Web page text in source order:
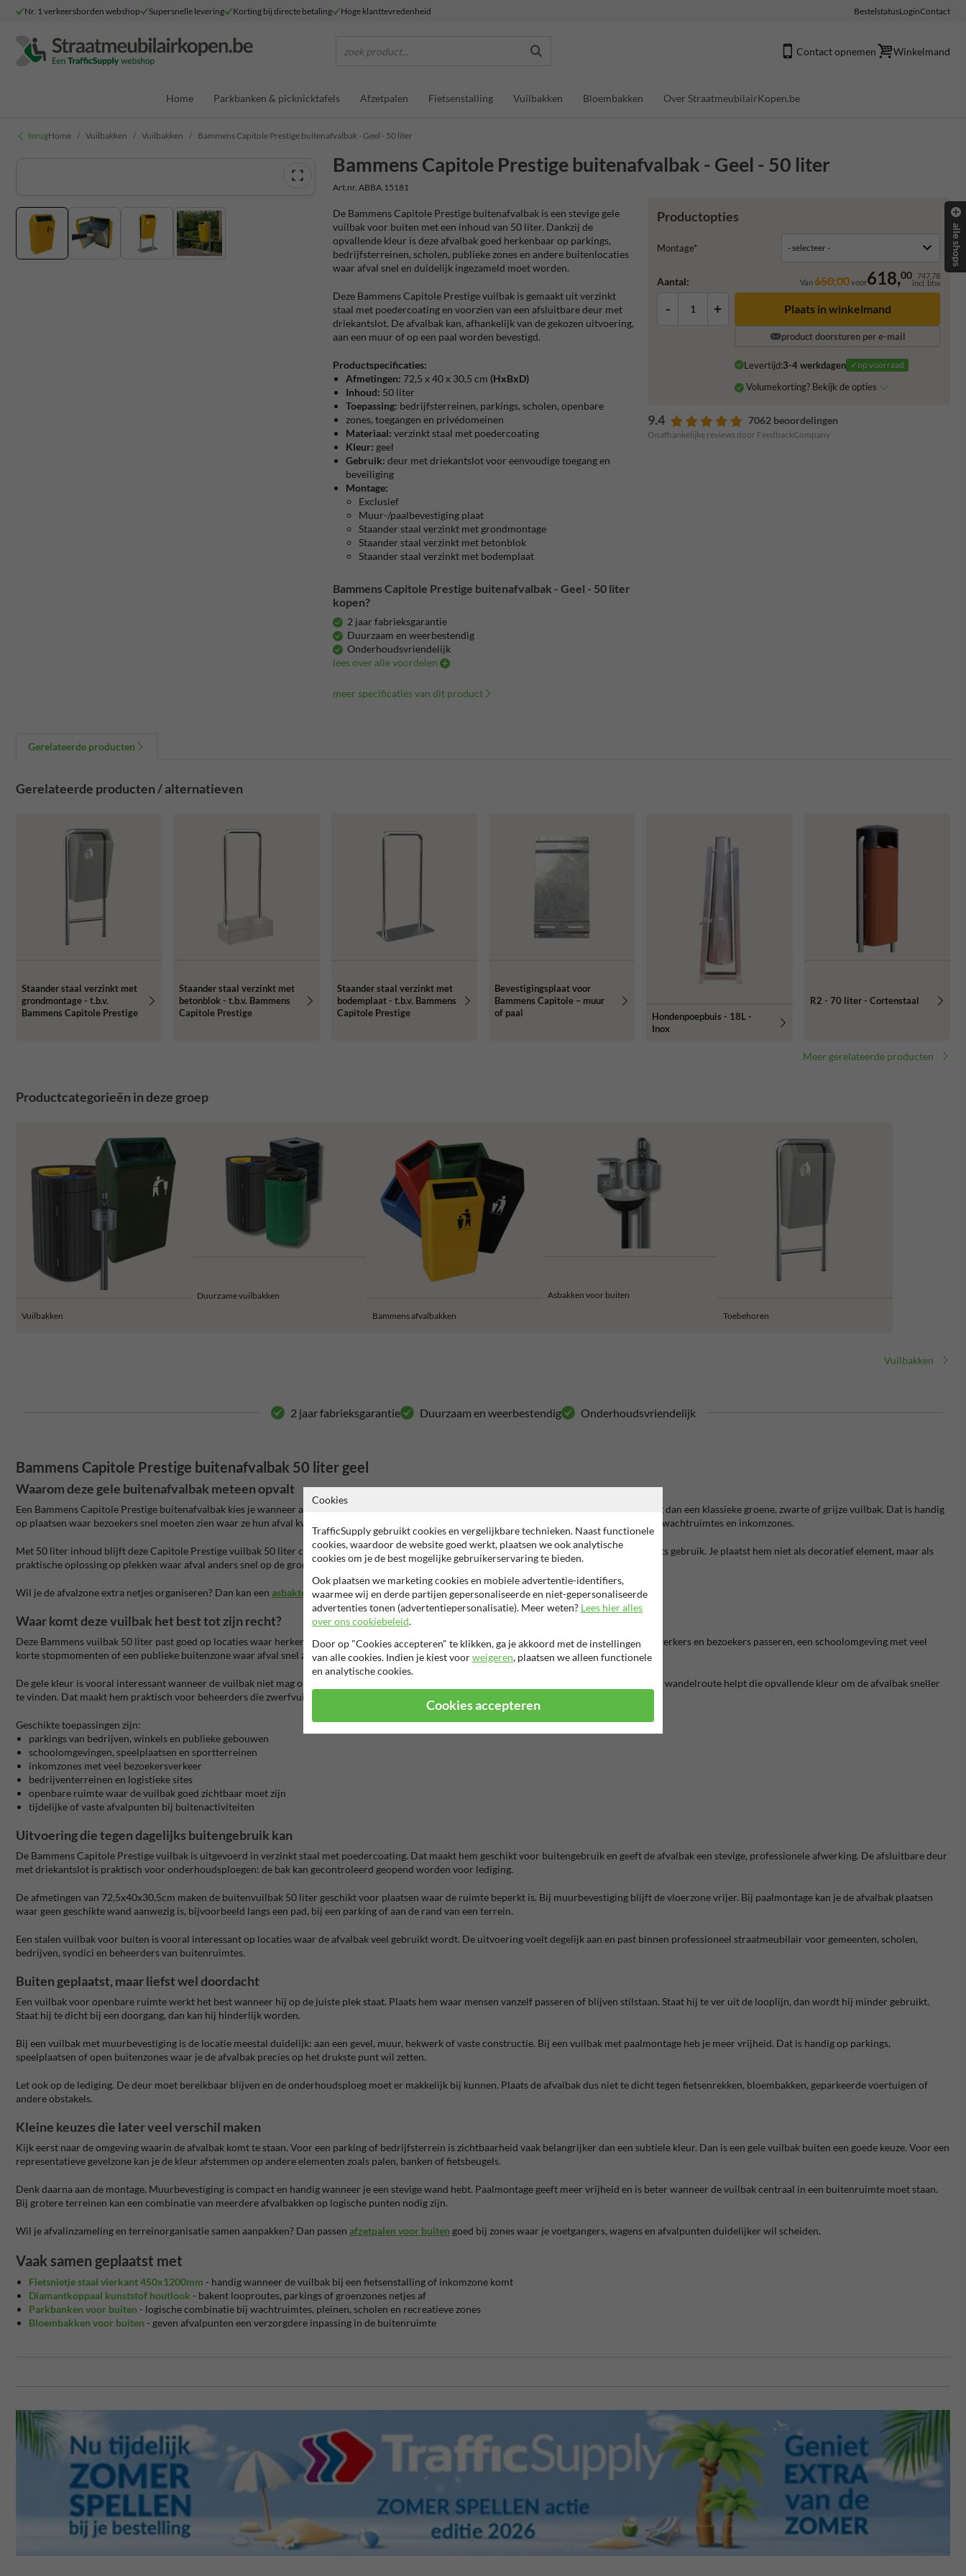
Nr. 1 verkeersborden webshop Supersnelle levering Korting bij directe betaling Hoge klanttevredenheid BestelstatusLoginContact
zoek product... Contact opnemen Winkelmand
Home Parkbanken & picknicktafels Afzetpalen Fietsenstalling Vuilbakken Bloembakken Over StraatmeubilairKopen.be
terugHome Vuilbakken Vuilbakken Bammens Capitole Prestige buitenafvalbak - Geel - 50 liter
Bammens Capitole Prestige buitenafvalbak - Geel - 50 liter
Art.nr. ABBA.15181
Productopties
Montage*
Aantal: Van650,00voor618,00 747,78
incl. btw
- + Plaats in winkelmand
product doorsturen per e-mail
Levertijd:3-4 werkdagen ✓op voorraad
Volumekorting? Bekijk de opties
9.4 7062 beoordelingen
Onafhankelijke reviews door FeedbackCompany
De Bammens Capitole Prestige buitenafvalbak is een stevige gele
vuilbak voor buiten met een inhoud van 50 liter. Dankzij de
opvallende kleur is deze afvalbak goed herkenbaar op parkings,
bedrijfsterreinen, scholen, publieke zones en andere buitenlocaties
waar afval snel en duidelijk ingezameld moet worden.
Deze Bammens Capitole Prestige vuilbak is gemaakt uit verzinkt
staal met poedercoating en voorzien van een afsluitbare deur met
driekantslot. De afvalbak kan, afhankelijk van de gekozen uitvoering,
aan een muur of op een paal worden bevestigd.
Productspecificaties:
Afmetingen: 72,5 x 40 x 30,5 cm (HxBxD)
Inhoud: 50 liter
Toepassing: bedrijfsterreinen, parkings, scholen, openbare
zones, toegangen en privédomeinen
Materiaal: verzinkt staal met poedercoating
Kleur: geel
Gebruik: deur met driekantslot voor eenvoudige toegang en
beveiliging
Montage:
Exclusief
Muur-/paalbevestiging plaat
Staander staal verzinkt met grondmontage
Staander staal verzinkt met betonblok
Staander staal verzinkt met bodemplaat
Bammens Capitole Prestige buitenafvalbak - Geel - 50 liter
kopen?
2 jaar fabrieksgarantie
Duurzaam en weerbestendig
Onderhoudsvriendelijk
lees over alle voordelen
meer specificaties van dit product
Gerelateerde producten
Gerelateerde producten / alternatieven
Staander staal verzinkt met
grondmontage - t.b.v.
Bammens Capitole Prestige
Staander staal verzinkt met
betonblok - t.b.v. Bammens
Capitole Prestige
Staander staal verzinkt met
bodemplaat - t.b.v. Bammens
Capitole Prestige
Bevestigingsplaat voor
Bammens Capitole – muur
of paal
Hondenpoepbuis - 18L -
Inox
R2 - 70 liter - Cortenstaal
Meer gerelateerde producten
Productcategorieën in deze groep
Vuilbakken
Duurzame vuilbakken
Bammens afvalbakken
Asbakken voor buiten
Toebehoren
Vuilbakken
2 jaar fabrieksgarantie Duurzaam en weerbestendig Onderhoudsvriendelijk
Bammens Capitole Prestige buitenafvalbak 50 liter geel
Waarom deze gele buitenafvalbak meteen opvalt
Een Bammens Capitole Prestige buitenafvalbak kies je wanneer afvalinzameling duidelijk zichtbaar moet zijn. De gele kleur springt meer in het oog dan een klassieke groene, zwarte of grijze vuilbak. Dat is handig
op plaatsen waar bezoekers snel moeten zien waar ze hun afval kwijt kunnen, zoals parkings, schoolomgevingen, bedrijventerreinen, festivalzones, wachtruimtes en inkomzones.
Met 50 liter inhoud blijft deze Capitole Prestige vuilbak 50 liter compact genoeg voor een verzorgde buitenruimte, maar ruim genoeg voor dagelijks gebruik. Je plaatst hem niet als decoratief element, maar als
praktische oplossing op plekken waar afval anders snel op de grond belandt.
Wil je de afvalzone extra netjes organiseren? Dan kan een asbaktegel voor buiteneen slimme aanvulling zijn bij rookzones of ingangen.
Waar komt deze vuilbak het best tot zijn recht?
Deze Bammens vuilbak 50 liter past goed op locaties waar herkenbaarheid en stevigheid belangrijk zijn. Denk aan een bedrijfsparking waar medewerkers en bezoekers passeren, een schoolomgeving met veel
korte stopmomenten of een publieke buitenzone waar afval snel zichtbaar wordt.
De gele kleur is vooral interessant wanneer de vuilbak niet mag opgaan in de omgeving. Op een drukke parking, aan een toegangspoort of langs een wandelroute helpt die opvallende kleur om de afvalbak sneller
te vinden. Dat maakt hem praktisch voor beheerders die zwerfvuil willen beperken zonder extra uitleg of pijlen te voorzien.
Geschikte toepassingen zijn:
parkings van bedrijven, winkels en publieke gebouwen
schoolomgevingen, speelplaatsen en sportterreinen
inkomzones met veel bezoekersverkeer
bedrijventerreinen en logistieke sites
openbare ruimte waar de vuilbak goed zichtbaar moet zijn
tijdelijke of vaste afvalpunten bij buitenactiviteiten
Uitvoering die tegen dagelijks buitengebruik kan
De Bammens Capitole Prestige vuilbak is uitgevoerd in verzinkt staal met poedercoating. Dat maakt hem geschikt voor buitengebruik en geeft de afvalbak een stevige, professionele afwerking. De afsluitbare deur
met driekantslot is praktisch voor onderhoudsploegen: de bak kan gecontroleerd geopend worden voor lediging.
De afmetingen van 72,5x40x30,5cm maken de buitenvuilbak 50 liter geschikt voor plaatsen waar de ruimte beperkt is. Bij muurbevestiging blijft de vloerzone vrijer. Bij paalmontage kan je de afvalbak plaatsen
waar geen geschikte wand aanwezig is, bijvoorbeeld langs een pad, bij een parking of aan de rand van een terrein.
Een stalen vuilbak voor buiten is vooral interessant op locaties waar de afvalbak veel gebruikt wordt. De uitvoering voelt degelijk aan en past binnen professioneel straatmeubilair voor gemeenten, scholen,
bedrijven, syndici en beheerders van buitenruimtes.
Buiten geplaatst, maar liefst wel doordacht
Een vuilbak voor openbare ruimte werkt het best wanneer hij op de juiste plek staat. Plaats hem waar mensen vanzelf passeren of blijven stilstaan. Staat hij te ver uit de looplijn, dan wordt hij minder gebruikt.
Staat hij te dicht bij een doorgang, dan kan hij hinderlijk worden.
Bij een vuilbak met muurbevestiging is de locatie meestal duidelijk: aan een gevel, muur, hekwerk of vaste constructie. Bij een vuilbak met paalmontage heb je meer vrijheid. Dat is handig op parkings,
speelplaatsen of open buitenzones waar je de afvalbak precies op het drukste punt wil zetten.
Let ook op de lediging. De deur moet bereikbaar blijven en de onderhoudsploeg moet er makkelijk bij kunnen. Plaats de afvalbak dus niet te dicht tegen fietsenrekken, bloembakken, geparkeerde voertuigen of
andere obstakels.
Kleine keuzes die later veel verschil maken
Kijk eerst naar de omgeving waarin de afvalbak komt te staan. Voor een parking of bedrijfsterrein is zichtbaarheid vaak belangrijker dan een subtiele kleur. Dan is een gele vuilbak buiten een goede keuze. Voor een
representatieve gevelzone kan je de kleur afstemmen op andere elementen zoals palen, banken of fietsbeugels.
Denk daarna aan de montage. Muurbevestiging is compact en handig wanneer je een stevige wand hebt. Paalmontage geeft meer vrijheid en is beter wanneer de vuilbak centraal in een buitenruimte moet staan.
Bij grotere terreinen kan een combinatie van meerdere afvalbakken op logische punten nodig zijn.
Wil je afvalinzameling en terreinorganisatie samen aanpakken? Dan passen afzetpalen voor buiten goed bij zones waar je voetgangers, wagens en afvalpunten duidelijker wil scheiden.
Vaak samen geplaatst met
Fietsnietje staal vierkant 450x1200mm - handig wanneer de vuilbak bij een fietsenstalling of inkomzone komt
Diamantkoppaal kunststof houtlook - bakent looproutes, parkings of groenzones netjes af
Parkbanken voor buiten - logische combinatie bij wachtruimtes, pleinen, scholen en recreatieve zones
Bloembakken voor buiten - geven afvalpunten een verzorgdere inpassing in de buitenruimte
alle shops
Cookies
TrafficSupply gebruikt cookies en vergelijkbare technieken. Naast functionele
cookies, waardoor de website goed werkt, plaatsen we ook analytische
cookies om je de best mogelijke gebruikerservaring te bieden.
Ook plaatsen we marketing cookies en mobiele advertentie-identifiers,
waarmee wij en derde partijen gepersonaliseerde en niet-gepersonaliseerde
advertenties tonen (advertentiepersonalisatie). Meer weten? Lees hier alles
over ons cookiebeleid.
Door op "Cookies accepteren" te klikken, ga je akkoord met de instellingen
van alle cookies. Indien je kiest voorweigeren, plaatsen we alleen functionele
en analytische cookies.
Cookies accepteren